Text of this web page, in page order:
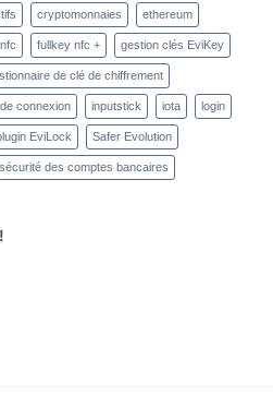
cryptomonnaies ethereum
fullkey nfc + gestion clés EviKey
de clé de chiffrement
connexion inputstick iota login
EviLock Safer Evolution
sécurité des comptes bancaires